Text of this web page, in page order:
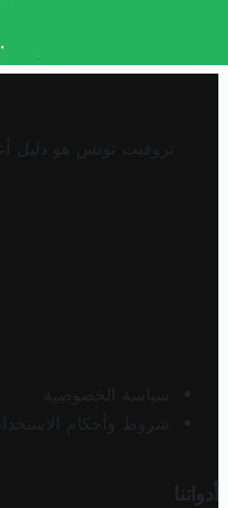
تروفيت تونس هو دليل
سياسة الخصوصية
شروط وأحكام
أدواتنا